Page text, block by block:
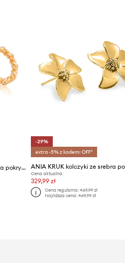
ANIA KRUK - Kolczyki ze srebra pokrytego złotem Trendy
-29%
extra -5% z kodem: OFF*
Cena aktualna:
329,99 zł
Cena regularna: 469,99 zł
Najniższa cena: 469,99 zł